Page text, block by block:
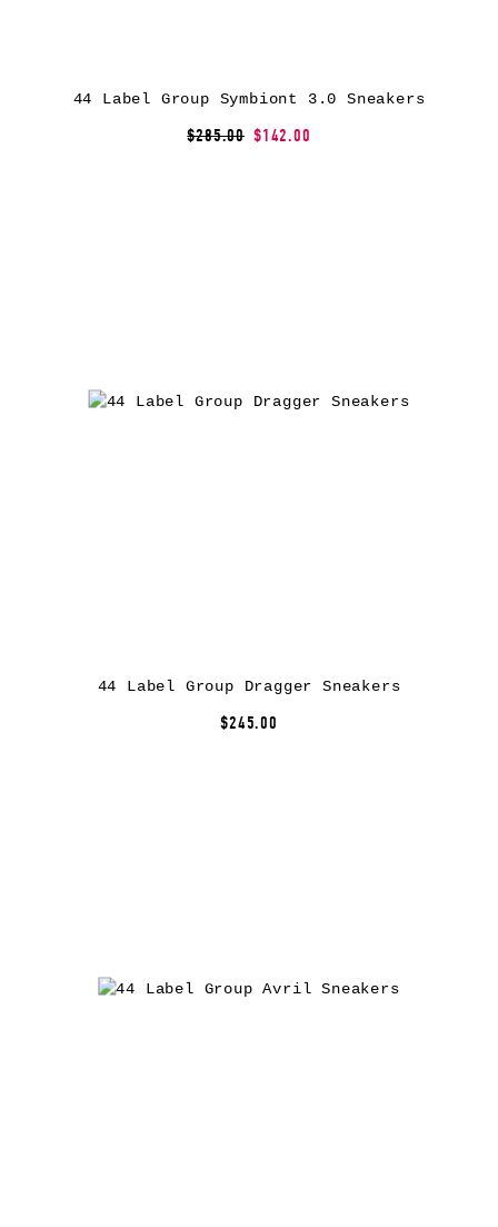
44 Label Group Symbiont 3.0 Sneakers
$285.00 $142.00
44 Label Group Dragger Sneakers
$245.00